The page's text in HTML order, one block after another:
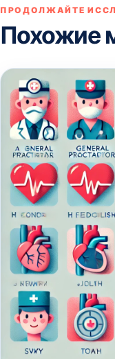
ПРОДОЛЖАЙТЕ
Похожие